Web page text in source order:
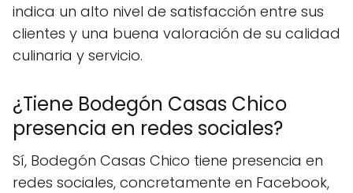
indica un alto nivel de satisfacción entre sus
clientes y una buena valoración de su calidad
culinaria y servicio.
¿Tiene Bodegón Casas Chico
presencia en redes sociales?
Sí, Bodegón Casas Chico tiene presencia en
redes sociales, concretamente en Facebook,